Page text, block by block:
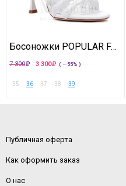
Босоножки POPULAR FASHION
7 300 3 300 ( —55% )
35 36 37 38 39
Публичная оферта
Как оформить заказ
О нас